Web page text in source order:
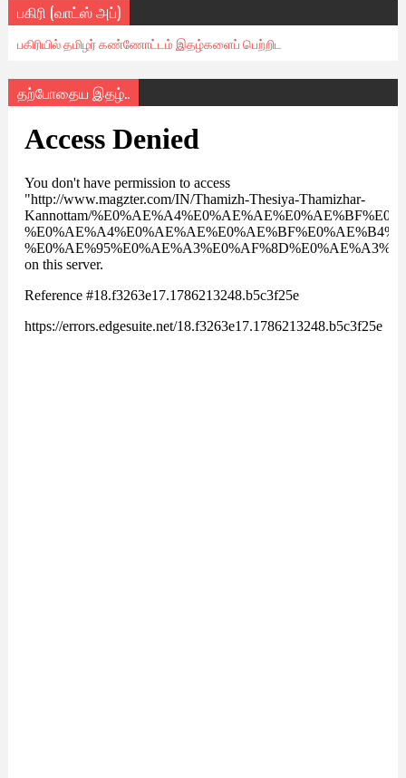
பகிரி (வாட்ஸ் அப்)
பகிரியில் தமிழர் கண்ணோட்டம் இதழ்களைப் பெற்றிட
தற்போதைய இதழ்..